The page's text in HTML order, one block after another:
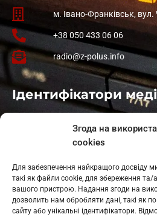
Згода на
cookies
Для забезпечення найкращого досвіду
такі як файли cookie, для збереження та/
вашого пристрою. Надання згоди на
дозволить нам обробляти дані, такі як
сайту або унікальні ідентифікатори.
м. Івано-Франківськ,
+38 050 433 06 06
radio@z-polus.info
Ідентифікатори
: L11-01410
: L11-01801
Косів: L11-01805
Гарасимів: L11-02274